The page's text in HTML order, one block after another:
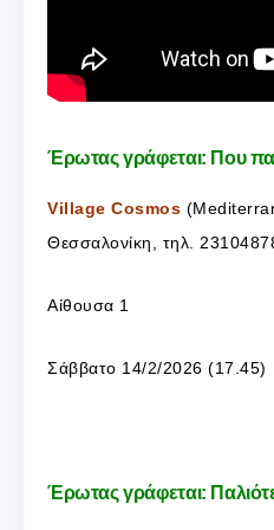
Έρωτας γράφεται: Που
Village Cosmos
Θεσσαλονίκη, τηλ.
Αίθουσα 1
Σάββατο 14/2/2026 (17.45)
Έρωτας γράφεται: